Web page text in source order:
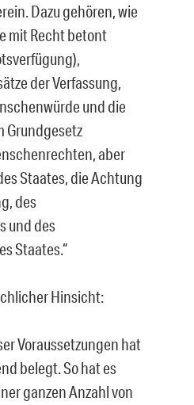
Dazu gehören, wie
mit Recht betont
der Verfassung,
und die
Grundgesetz
aber
Staates, die Achtung
des
und des
Staates.“
Hinsicht:
Voraussetzungen hat
belegt. So hat es
ganzen Anzahl von